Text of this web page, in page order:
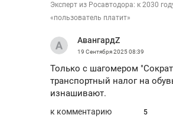
Эксперт из Росавтодора: к 2030
«пользователь платит»
АвангардZ
19 Сентября 202508:39
Только с шагомером
транспортный налог на
изнашивают.
к комментарию 5